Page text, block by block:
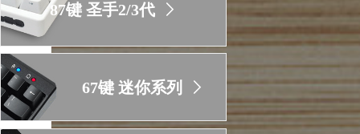
67键 迷你系列 ꁕ
87键 圣手2/3代 ꁕ